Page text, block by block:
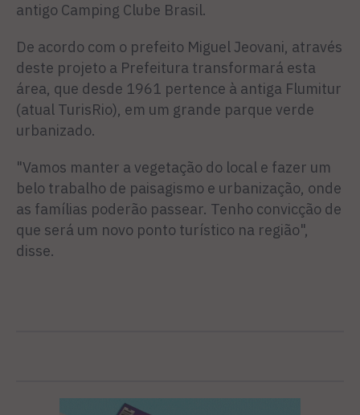
antigo Camping Clube Brasil.
De acordo com o prefeito Miguel Jeovani, através
deste projeto a Prefeitura transformará esta
área, que desde 1961 pertence à antiga Flumitur
(atual TurisRio), em um grande parque verde
urbanizado.
"Vamos manter a vegetação do local e fazer um
belo trabalho de paisagismo e urbanização, onde
as famílias poderão passear. Tenho convicção de
que será um novo ponto turístico na região",
disse.